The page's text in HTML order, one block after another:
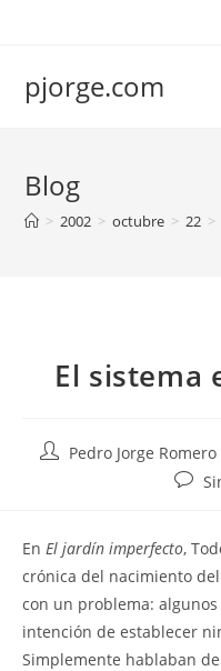
pjorge.com
Blog
> 2002 > octubre > 22 >
El sistema
AutorPedro Jorge Romero
En El jardín imperfecto,
crónica del nacimiento
con un problema:
intención de establecer
Simplemente hablaban